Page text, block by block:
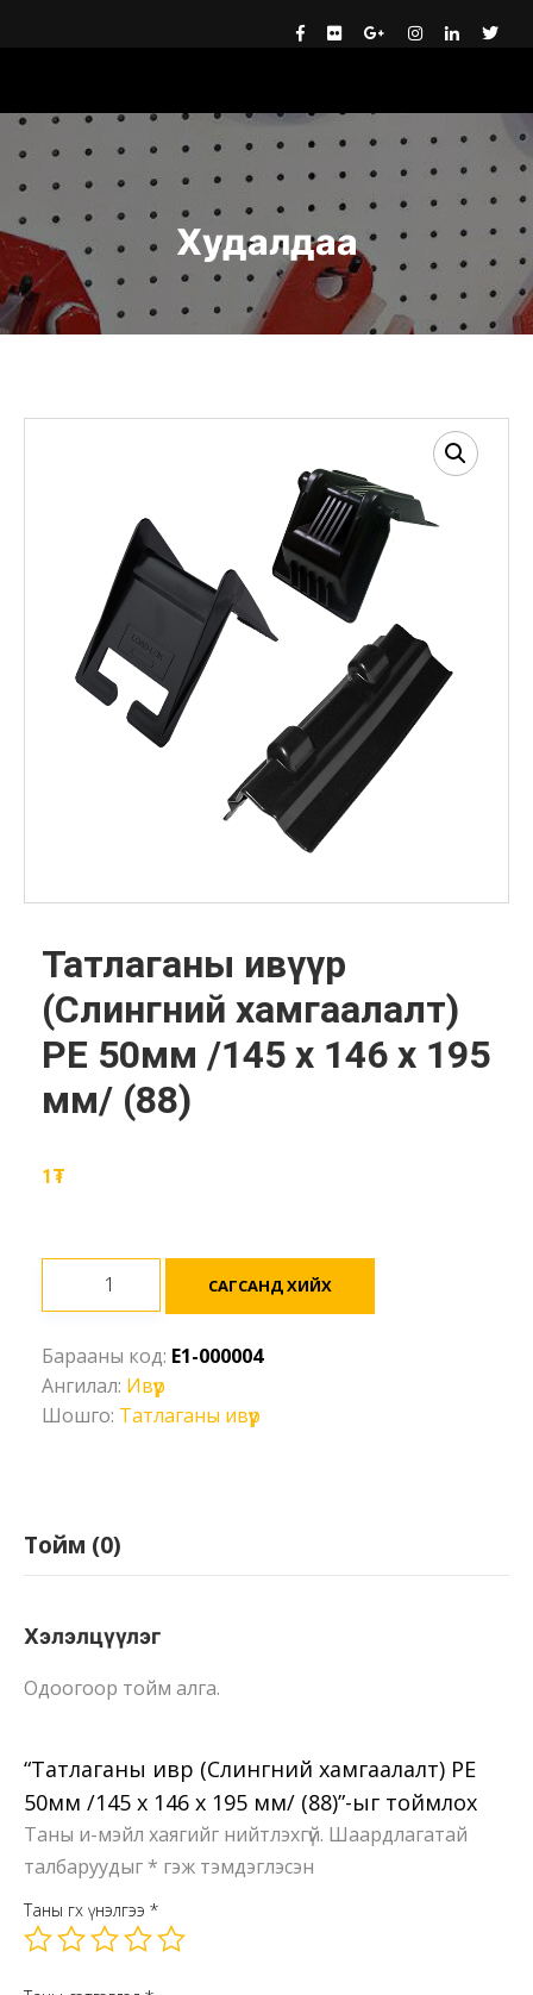
Худалдаа
Татлаганы ивүүр
(Слингний хамгаалалт)
PE 50мм /145 х 146 х 195
мм/ (88)
1₮
хамгаалалт)
PE
50мм
х
(88)
САГСАНД ХИЙХ
Барааны код: E1-000004
Ангилал: Ивүүр
Шошго: Татлаганы ивүүр
Тойм (0)
Хэлэлцүүлэг
Одоогоор тойм алга.
“Татлаганы ивүүр (Слингний хамгаалалт) PE
50мм /145 х 146 х 195 мм/ (88)”-ыг тоймлох
Таны и-мэйл хаягийг нийтлэхгүй. Шаардлагатай
талбаруудыг * гэж тэмдэглэсэн
Таны өгөх үнэлгээ *